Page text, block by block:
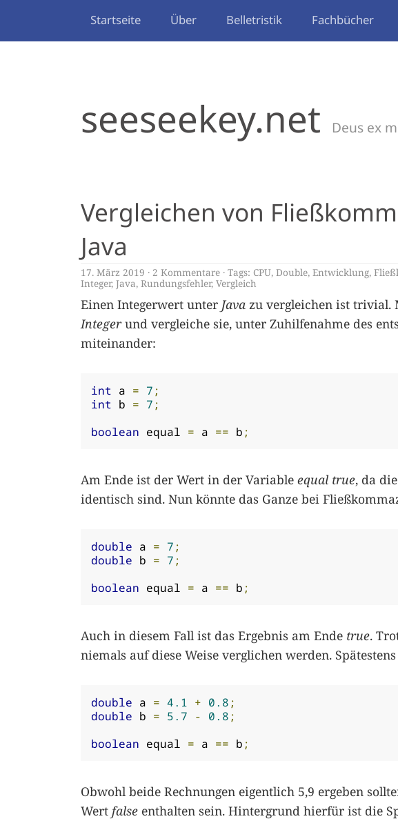
Startseite Über Belletristik Fachbücher
seeseekey.net Deus ex
Vergleichen von
Java
17. März 2019 2 Kommentare Tags: CPU, Double, Entwicklung,
Integer, Java, Rundungsfehler, Vergleich
Einen Integerwert unter Java zu vergleichen ist trivial.
Integerund vergleiche sie, unter Zuhilfenahme des
miteinander:
int a = 7 ;
int b = 7 ;
boolean equal = a == b ;
Am Ende ist der Wert in der Variable equal true, da
identisch sind. Nun könnte das Ganze bei
double a = 7 ;
double b = 7 ;
boolean equal = a == b ;
Auch in diesem Fall ist das Ergebnis am Ende true.
niemals auf diese Weise verglichen werden.
double a = 4.1 + 0.8 ;
double b = 5.7 - 0.8 ;
boolean equal = a == b ;
Obwohl beide Rechnungen eigentlich 5,9 ergeben
Wert false enthalten sein. Hintergrund hierfür ist die